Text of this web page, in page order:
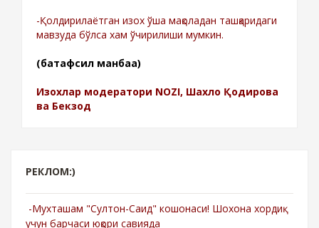
-Қолдирилаётган изох ўша мақоладан ташқаридаги
мавзуда бўлса хам ўчирилиши мумкин.
(батафсил манбаа)
Изохлар модератори NOZI, Шахло Қодирова
ва Бекзод
РЕКЛОМ:)
-Мухташам "Султон-Саид" кошонаси! Шохона хордиқ
учун барчаси юқори савияда